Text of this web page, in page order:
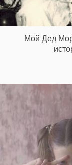
Мой Дед